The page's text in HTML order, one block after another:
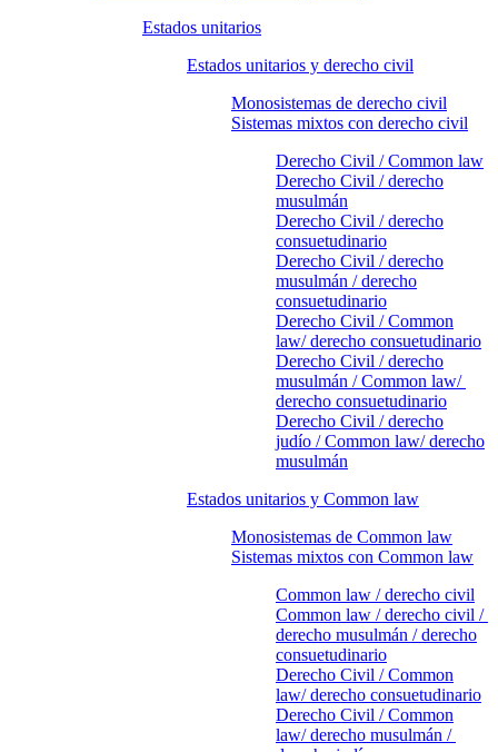
Estados unitarios
Estados unitarios y derecho civil
Monosistemas de derecho civil
Sistemas mixtos con derecho civil
Derecho Civil / Common law
Derecho Civil / derecho
musulmán
Derecho Civil / derecho
consuetudinario
Derecho Civil / derecho
musulmán / derecho
consuetudinario
Derecho Civil / Common
law/ derecho consuetudinario
Derecho Civil / derecho
musulmán / Common law/
derecho consuetudinario
Derecho Civil / derecho
judío / Common law/ derecho
musulmán
Estados unitarios y Common law
Monosistemas de Common law
Sistemas mixtos con Common law
Common law / derecho civil
Common law / derecho civil /
derecho musulmán / derecho
consuetudinario
Derecho Civil / Common
law/ derecho consuetudinario
Derecho Civil / Common
law/ derecho musulmán /